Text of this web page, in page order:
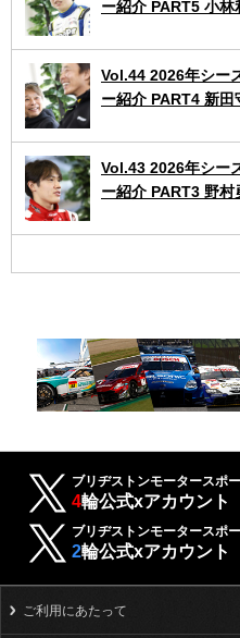
ー紹介 PART5 小林
Vol.44 2026年シー
ー紹介 PART4 新
Vol.43 2026年シー
ー紹介 PART3 野村
ブリヂストンモータースポ
4輪公式xアカウント
ブリヂストンモータースポ
2輪公式xアカウント
ご利用にあたって